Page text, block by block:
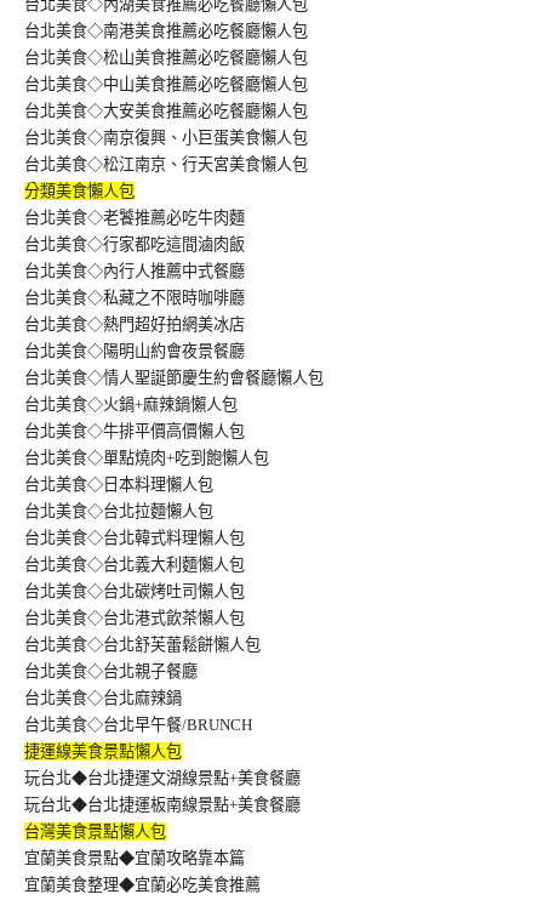
台北美食◇內湖美食推薦必吃餐廳懶人包
台北美食◇南港美食推薦必吃餐廳懶人包
台北美食◇松山美食推薦必吃餐廳懶人包
台北美食◇中山美食推薦必吃餐廳懶人包
台北美食◇大安美食推薦必吃餐廳懶人包
台北美食◇南京復興、小巨蛋美食懶人包
台北美食◇松江南京、行天宮美食懶人包
分類美食懶人包
台北美食◇老饕推薦必吃牛肉麵
台北美食◇行家都吃這間滷肉飯
台北美食◇內行人推薦中式餐廳
台北美食◇私藏之不限時咖啡廳
台北美食◇熱門超好拍網美冰店
台北美食◇陽明山約會夜景餐廳
台北美食◇情人聖誕節慶生約會餐廳懶人包
台北美食◇火鍋+麻辣鍋懶人包
台北美食◇牛排平價高價懶人包
台北美食◇單點燒肉+吃到飽懶人包
台北美食◇日本料理懶人包
台北美食◇台北拉麵懶人包
台北美食◇台北韓式料理懶人包
台北美食◇台北義大利麵懶人包
台北美食◇台北碳烤吐司懶人包
台北美食◇台北港式飲茶懶人包
台北美食◇台北舒芙蕾鬆餅懶人包
台北美食◇台北親子餐廳
台北美食◇台北麻辣鍋
台北美食◇台北早午餐/BRUNCH
捷運線美食景點懶人包
玩台北◆台北捷運文湖線景點+美食餐廳
玩台北◆台北捷運板南線景點+美食餐廳
台灣美食景點懶人包
宜蘭美食景點◆宜蘭攻略靠本篇
宜蘭美食整理◆宜蘭必吃美食推薦